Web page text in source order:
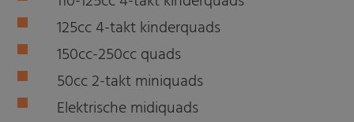
125cc 4-takt kinderquads
150cc-250cc quads
50cc 2-takt miniquads
Elektrische midiquads